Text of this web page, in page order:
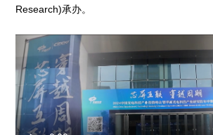
Research)承办。